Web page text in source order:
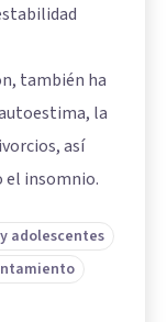
también ha
la
así
el insomnio.
adolescentes